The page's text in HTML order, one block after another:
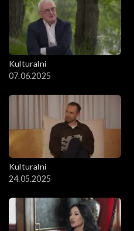
Kulturalni
07.06.2025
Kulturalni
24.05.2025